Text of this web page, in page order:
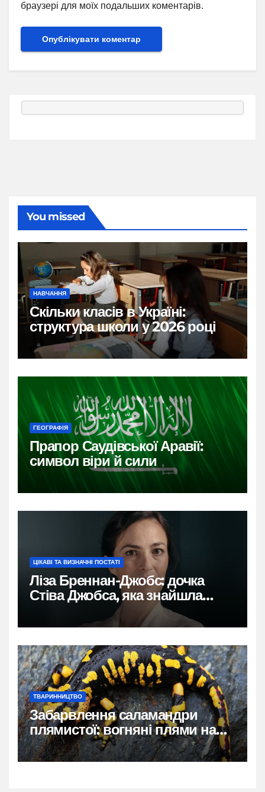
браузері для моїх подальших коментарів.
You missed
НАВЧАННЯ
Скільки класів в Україні:
структура школи у 2026 році
ГЕОГРАФІЯ
Прапор Саудівської Аравії:
символ віри й сили
ЦІКАВІ ТА ВИЗНАЧНІ ПОСТАТІ
Ліза Бреннан-Джобс: дочка
Стіва Джобса, яка знайшла
власний голос
ТВАРИННИЦТВО
Забарвлення саламандри
плямистої: вогняні плями на
чорному тлі